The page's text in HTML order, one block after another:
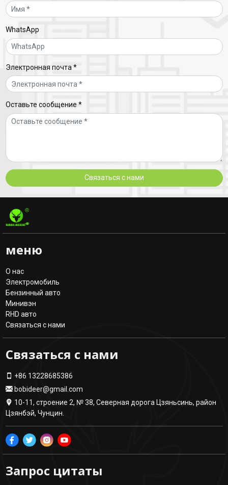
WhatsApp
Электронная почта *
Оставьте сообщение *
Связаться с нами
меню
О нас
Электромобиль
Бензинный авто
Минивэн
RHD авто
Связаться с нами
Связаться с нами
+86 13228685386
bobideer@gmail.com
10-11, строение 2, № 38, Северная дорога Цзяньсинь, район
Цзянбэй, Чунцин.
Запрос цитаты